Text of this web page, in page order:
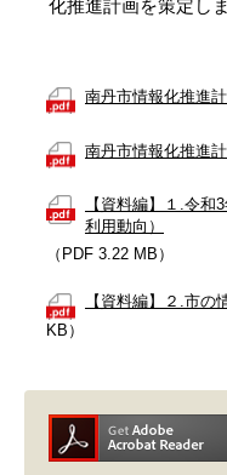
化推進計画を策定しま
南丹市情報化推進計
南丹市情報化推進
【資料編】１.令
利用動向）
（PDF 3.22 MB）
【資料編】２.市の
KB）